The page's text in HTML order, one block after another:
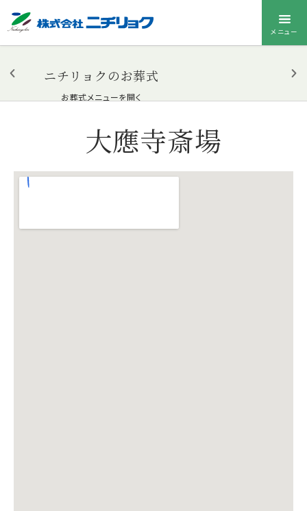
メニュー
ニチリョクのお葬式
お葬式メニューを開く
大應寺斎場